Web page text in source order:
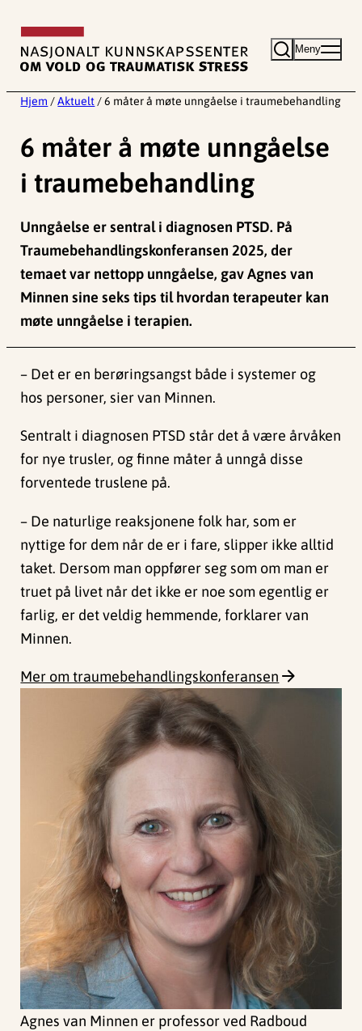
innhold
Meny
Hjem / Aktuelt / 6 måter å møte unngåelse i traumebehandling
6 måter å møte unngåelse
i traumebehandling
Unngåelse er sentral i diagnosen PTSD. På
Traumebehandlingskonferansen 2025, der
temaet var nettopp unngåelse, gav Agnes van
Minnen sine seks tips til hvordan terapeuter kan
møte unngåelse i terapien.
– Det er en berøringsangst både i systemer og
hos personer, sier van Minnen.
Sentralt i diagnosen PTSD står det å være årvåken
for nye trusler, og finne måter å unngå disse
forventede truslene på.
– De naturlige reaksjonene folk har, som er
nyttige for dem når de er i fare, slipper ikke alltid
taket. Dersom man oppfører seg som om man er
truet på livet når det ikke er noe som egentlig er
farlig, er det veldig hemmende, forklarer van
Minnen.
Mer om traumebehandlingskonferansen
Agnes van Minnen er professor ved Radboud